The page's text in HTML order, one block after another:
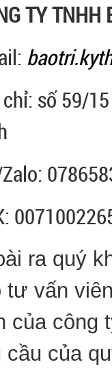
TY TNHH
số 59/15
ra quý
tư vấn
của công
cầu của